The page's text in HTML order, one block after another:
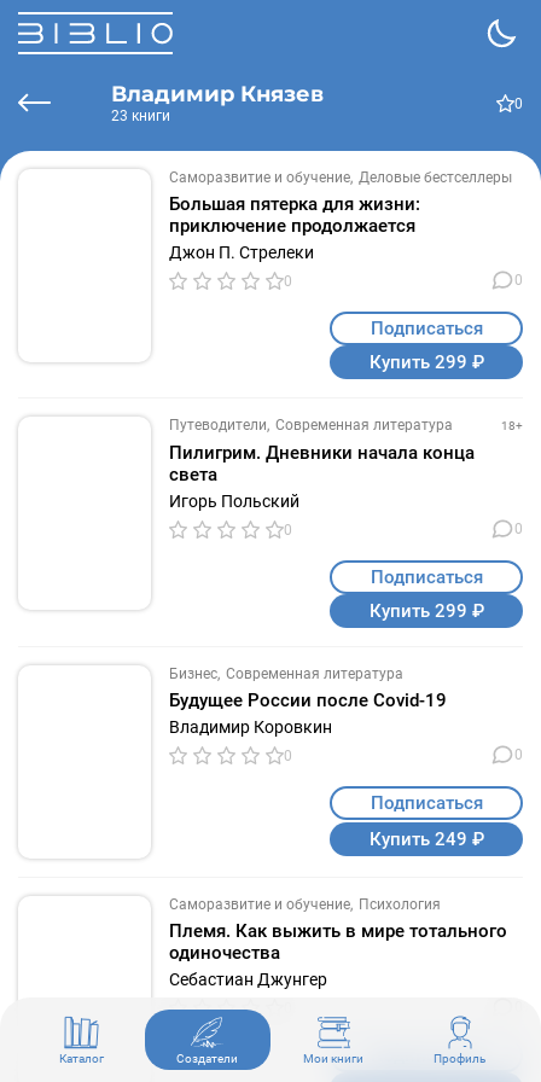
Владимир Князев
23 книги
0
Саморазвитие и обучение Деловые бестселлеры
Большая пятерка для жизни:
приключение продолжается
Джон П. Стрелеки
0 0
Подписаться
Купить 299 ₽
Путеводители Современная литература 18+
Пилигрим. Дневники начала конца
света
Игорь Польский
0 0
Подписаться
Купить 299 ₽
Бизнес Современная литература
Будущее России после Covid-19
Владимир Коровкин
0 0
Подписаться
Купить 249 ₽
Саморазвитие и обучение Психология
Племя. Как выжить в мире тотального
одиночества
Себастиан Джунгер
Подписаться
Каталог Создатели Мои книги Профиль